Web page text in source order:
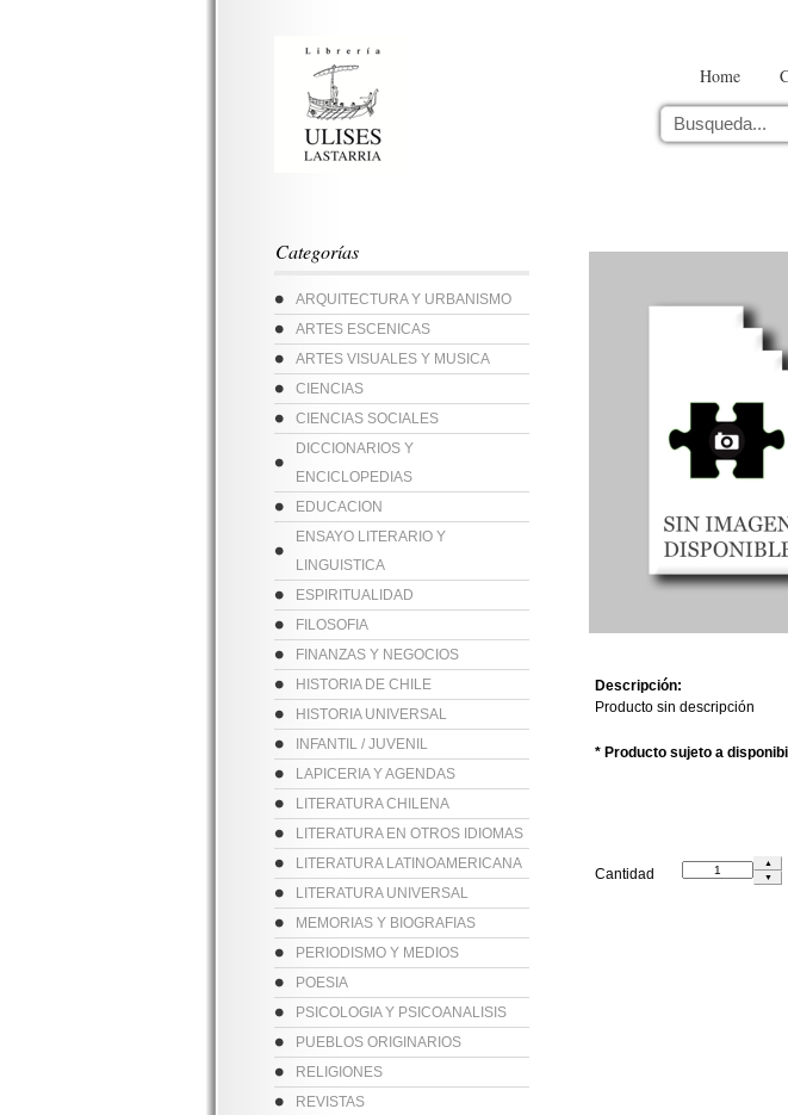
Home
Categorías
ARQUITECTURA Y URBANISMO
ARTES ESCENICAS
ARTES VISUALES Y MUSICA
CIENCIAS
CIENCIAS SOCIALES
DICCIONARIOS Y
ENCICLOPEDIAS
EDUCACION
ENSAYO LITERARIO Y
LINGUISTICA
ESPIRITUALIDAD
FILOSOFIA
FINANZAS Y NEGOCIOS
HISTORIA DE CHILE
HISTORIA UNIVERSAL
INFANTIL / JUVENIL
LAPICERIA Y AGENDAS
LITERATURA CHILENA
LITERATURA EN OTROS IDIOMAS
LITERATURA LATINOAMERICANA
LITERATURA UNIVERSAL
MEMORIAS Y BIOGRAFIAS
PERIODISMO Y MEDIOS
POESIA
PSICOLOGIA Y PSICOANALISIS
PUEBLOS ORIGINARIOS
RELIGIONES
REVISTAS
Descripción:
Producto sin descripción
* Producto sujeto a
Cantidad